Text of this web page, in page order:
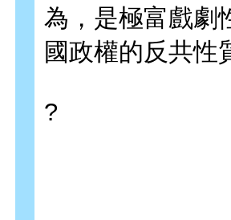
為，是極富戲劇
國政權的反共性
?